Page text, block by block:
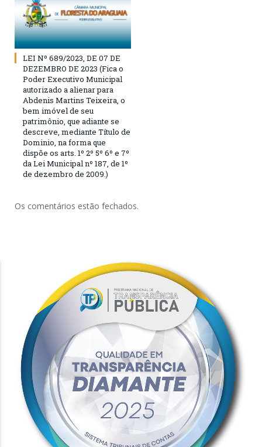
LEI Nº 689/2023, DE 07 DE
DEZEMBRO DE 2023 (Fica o
Poder Executivo Municipal
autorizado a alienar para
Abdenis Martins Teixeira, o
bem imóvel de seu
patrimônio, que adiante se
descreve, mediante Título de
Dominio, na forma que
dispõe os arts. 1º 2º 5º 6º e 7º
da Lei Municipal nº 187, de 1º
de dezembro de 2009.)
Os comentários estão fechados.